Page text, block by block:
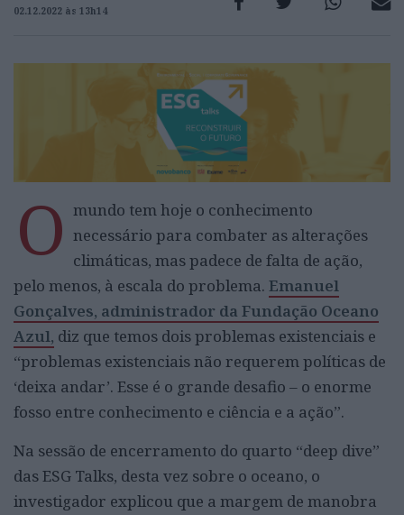
02.12.2022 às 13h14
O mundo tem hoje o conhecimento
necessário para combater as alterações
climáticas, mas padece de falta de ação,
pelo menos, à escala do problema. Emanuel
Gonçalves, administrador da Fundação Oceano
Azul, diz que temos dois problemas existenciais e
“problemas existenciais não requerem políticas de
‘deixa andar’. Esse é o grande desafio – o enorme
fosso entre conhecimento e ciência e a ação”.
Na sessão de encerramento do quarto “deep dive”
das ESG Talks, desta vez sobre o oceano, o
investigador explicou que a margem de manobra